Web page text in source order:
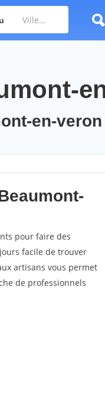
en-veron
pour faire des
facile de trouver
artisans vous permet
de professionnels